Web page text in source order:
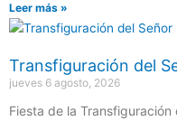
Leer más »
Transfiguración del
jueves 6 agosto, 2026
Fiesta de la